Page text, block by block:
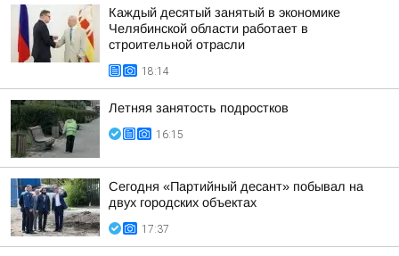
Каждый десятый занятый в экономике
Челябинской области работает в
строительной отрасли
18:14
Летняя занятость подростков
16:15
Сегодня «Партийный десант» побывал на
двух городских объектах
17:37